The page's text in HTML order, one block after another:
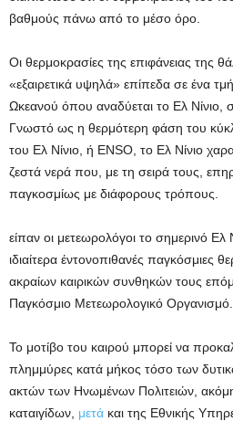
βαθμούς πάνω από το μέσο όρο.
Οι θερμοκρασίες της επιφάνειας της
«εξαιρετικά υψηλά» επίπεδα σε ένα
Ωκεανού όπου αναδύεται το Ελ Νίνιο,
Γνωστό ως η θερμότερη φάση του
του Ελ Νίνιο, ή ENSO, το Ελ Νίνιο
ζεστά νερά που, με τη σειρά τους,
παγκοσμίως με διάφορους τρόπους.
είπαν οι μετεωρολόγοι το σημερινό Ελ
ιδιαίτερα έντονοπιθανές παγκόσμιες
ακραίων καιρικών συνθηκών τους
Παγκόσμιο Μετεωρολογικό Οργανισμό.
Το μοτίβο του καιρού μπορεί να
πλημμύρες κατά μήκος τόσο των
ακτών των Ηνωμένων Πολιτειών,
καταιγίδων, μετά και της Εθνικής